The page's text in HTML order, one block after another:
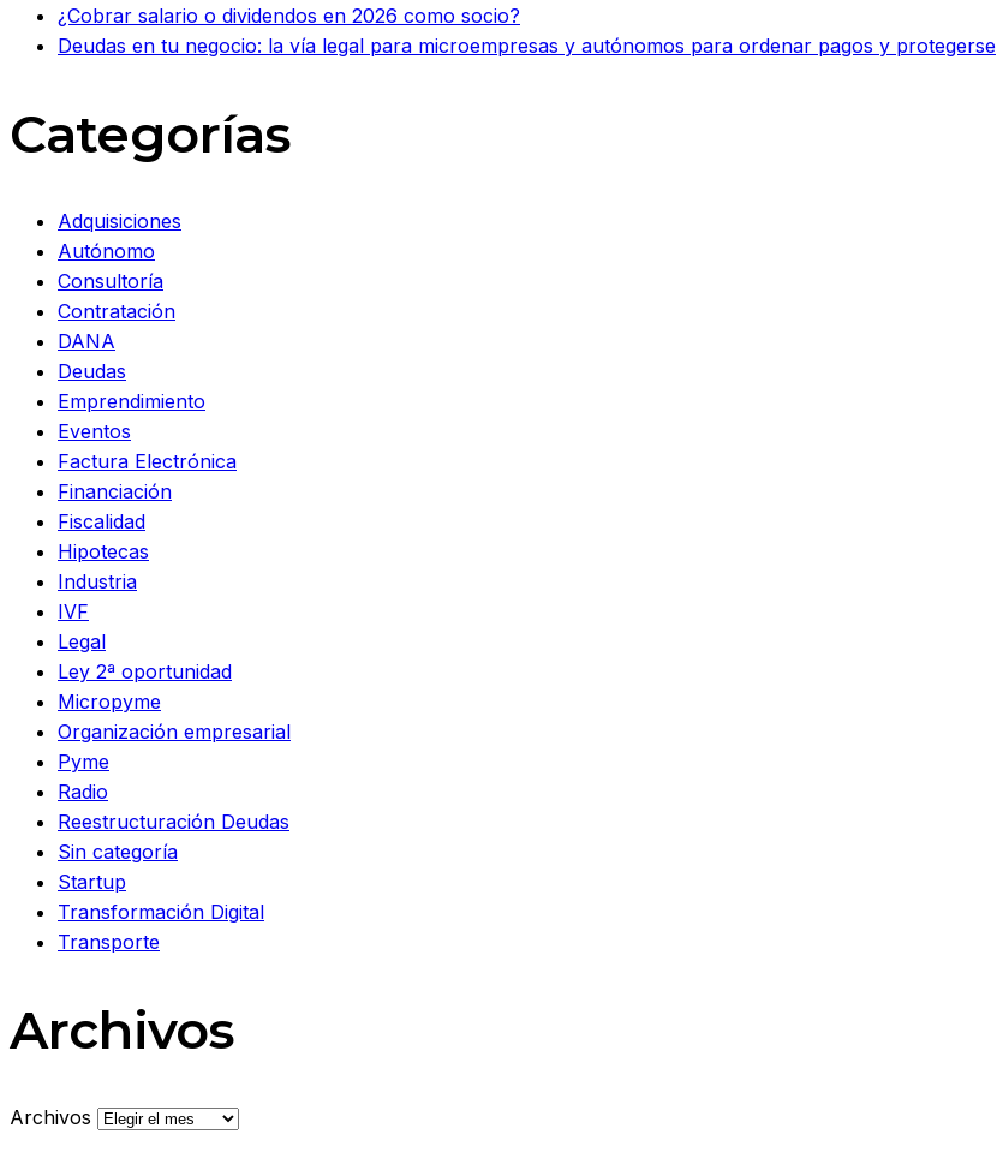
¿Cobrar salario o dividendos en 2026 como socio?
Deudas en tu negocio: la vía legal para microempresas y autónomos para ordenar pagos y protegerse
Categorías
Adquisiciones
Autónomo
Consultoría
Contratación
DANA
Deudas
Emprendimiento
Eventos
Factura Electrónica
Financiación
Fiscalidad
Hipotecas
Industria
IVF
Legal
Ley 2ª oportunidad
Micropyme
Organización empresarial
Pyme
Radio
Reestructuración Deudas
Sin categoría
Startup
Transformación Digital
Transporte
Archivos
Archivos